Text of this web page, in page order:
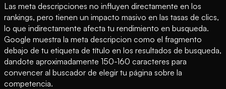
Las meta descripciones no influyen directamente en los
rankings, pero tienen un impacto masivo en las tasas de clics,
lo que indirectamente afecta tu rendimiento en busqueda.
Google muestra la meta descripcion como el fragmento
debajo de tu etiqueta de título en los resultados de busqueda,
dandote aproximadamente 150-160 caracteres para
convencer al buscador de elegir tu página sobre la
competencia.